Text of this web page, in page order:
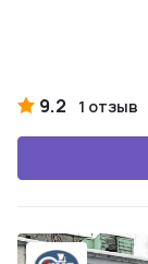
9.2 1 отзыв